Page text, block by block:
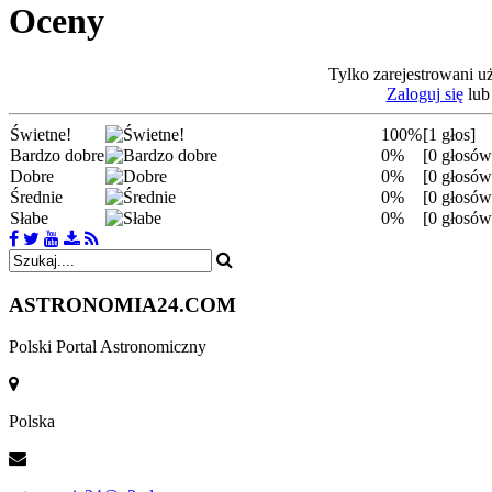
Oceny
Tylko zarejestrowani
Zaloguj się
Świetne! 100%[1 głos]
Bardzo dobre
0%
[0
Dobre
0%
[0
Średnie
0%
[0
Słabe
0% [0
ASTRONOMIA24.COM
Polski Portal Astronomiczny
Polska